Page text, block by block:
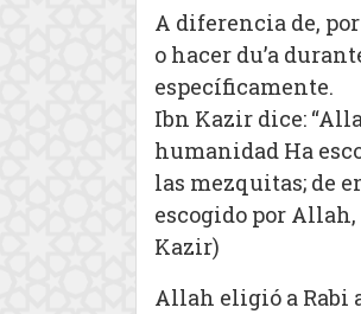
A diferencia de,
o hacer du’a
específicamente.
Ibn Kazir dice:
humanidad Ha
las mezquitas; de
escogido por
Kazir)
Allah eligió a Rabi